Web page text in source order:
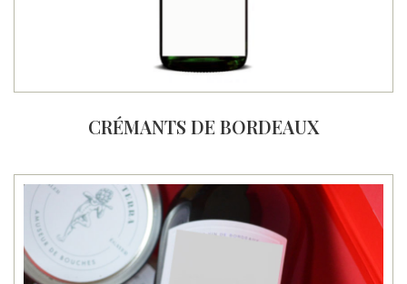
CRÉMANTS DE BORDEAUX